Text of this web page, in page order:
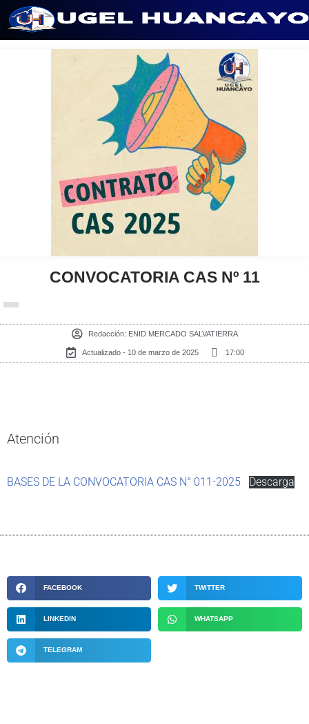
CONVOCATORIA CAS Nº 11
Redacción: ENID MERCADO SALVATIERRA
Actualizado - 10 de marzo de 2025 17:00
Atención
BASES DE LA CONVOCATORIA CAS N° 011-2025 Descarga
FACEBOOK TWITTER
LINKEDIN WHATSAPP
TELEGRAM